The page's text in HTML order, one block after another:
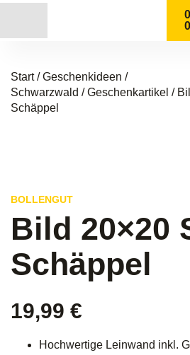
0
Start/Geschenkideen /
Schwarzwald /Geschenkartikel /
Schäppel
BOLLENGUT
Bild 20×20
Schäppel
19,99 €
Hochwertige Leinwand inkl.